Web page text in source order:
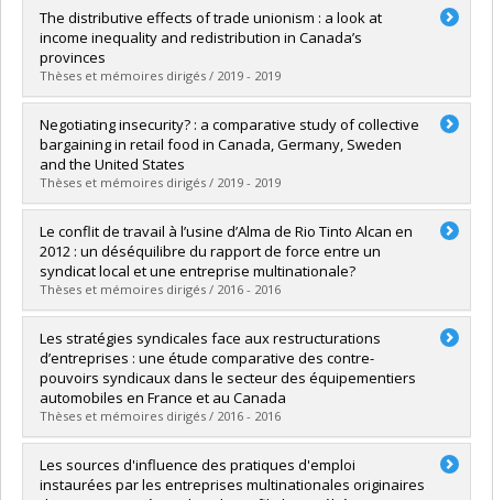
Graduate :Bao, Xiaoming
Cycle :Doctoral
Grade :Ph. D.
Lien vers le document dans Papyrus
The distributive effects of trade unionism : a look at
income inequality and redistribution in Canada’s
provinces
Thèses et mémoires dirigés / 2019 - 2019
Graduate :Scrimger, Phillippe
Cycle :Doctoral
Grade : Ph. D.
Lien vers le document dans Papyrus
Negotiating insecurity? : a comparative study of collective
bargaining in retail food in Canada, Germany, Sweden
and the United States
Thèses et mémoires dirigés / 2019 - 2019
Graduate : O'Brady, Sean
Cycle :Doctoral
Grade :Ph. D.
Lien vers le document dans Papyrus
Le conflit de travail à l’usine d’Alma de Rio Tinto Alcan en
2012 : un déséquilibre du rapport de force entre un
syndicat local et une entreprise multinationale?
Thèses et mémoires dirigés / 2016 - 2016
Graduate :Séguin, Amélie
Cycle :Master's
Grade :M. Sc.
Lien vers le document dans Papyrus
Les stratégies syndicales face aux restructurations
d’entreprises : une étude comparative des contre-
pouvoirs syndicaux dans le secteur des équipementiers
automobiles en France et au Canada
Thèses et mémoires dirigés / 2016 - 2016
Graduate : Dupuis, Mathieu
Cycle :Doctoral
Les sources d'influence des pratiques d'emploi
instaurées par les entreprises multinationales originaires